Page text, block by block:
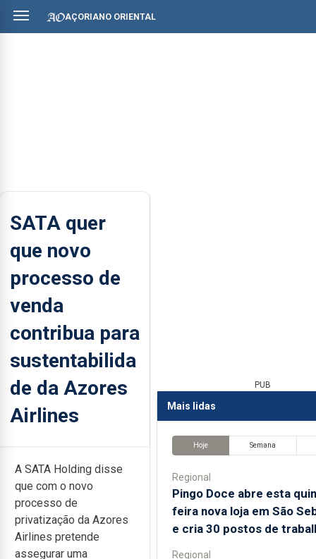
AÇORIANO ORIENTAL
SATA quer
que novo
processo de
venda
contribua para
sustentabilida
de da Azores
Airlines
A SATA Holding disse
que com o novo
processo de
privatização da Azores
Airlines pretende
assegurar uma
PUB
Mais lidas
Hoje Semana
Regional
Pingo Doce abre esta
feira nova loja em São
e cria 30 postos de
Regional